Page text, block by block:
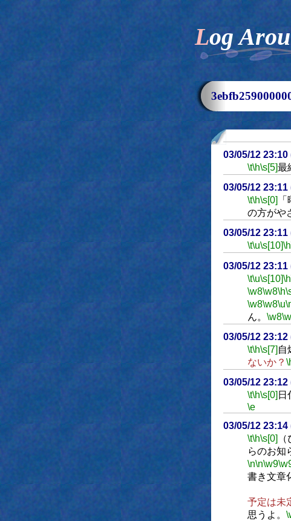
Log
03/05/12 23:10
\t\h\s[5]最
03/05/12 23:11
\t\h\s[0]
の方がや
03/05/12 23:11
\t\u\s[10]\h
03/05/12 23:11
\t\u\s[10]\h
\w8\w8\h
\w8\w8\u
ん。 \w8
03/05/12 23:12
\t\h\s[7] 自
ないか？
03/05/12 23:12
\t\h\s[0] 日
\e
03/05/12 23:14
\t\h\s[0]
らのお知
\n\n\w9
書き文章
あ
予定は未
思うよ。